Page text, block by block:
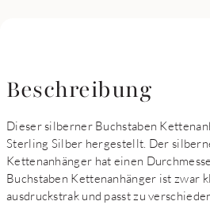
Beschreibung
Dieser silberner Buchstaben
Sterling Silber hergestellt. Der
Kettenanhänger hat einen
Buchstaben Kettenanhänger ist zwar
ausdruckstrak und passt zu